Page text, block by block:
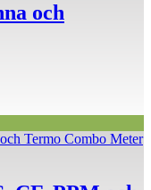
och